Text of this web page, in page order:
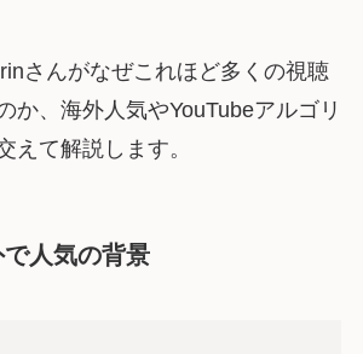
さんがなぜこれほど多くの視聴
か、海外人気やYouTubeアルゴリ
えて解説します。
人気の背景